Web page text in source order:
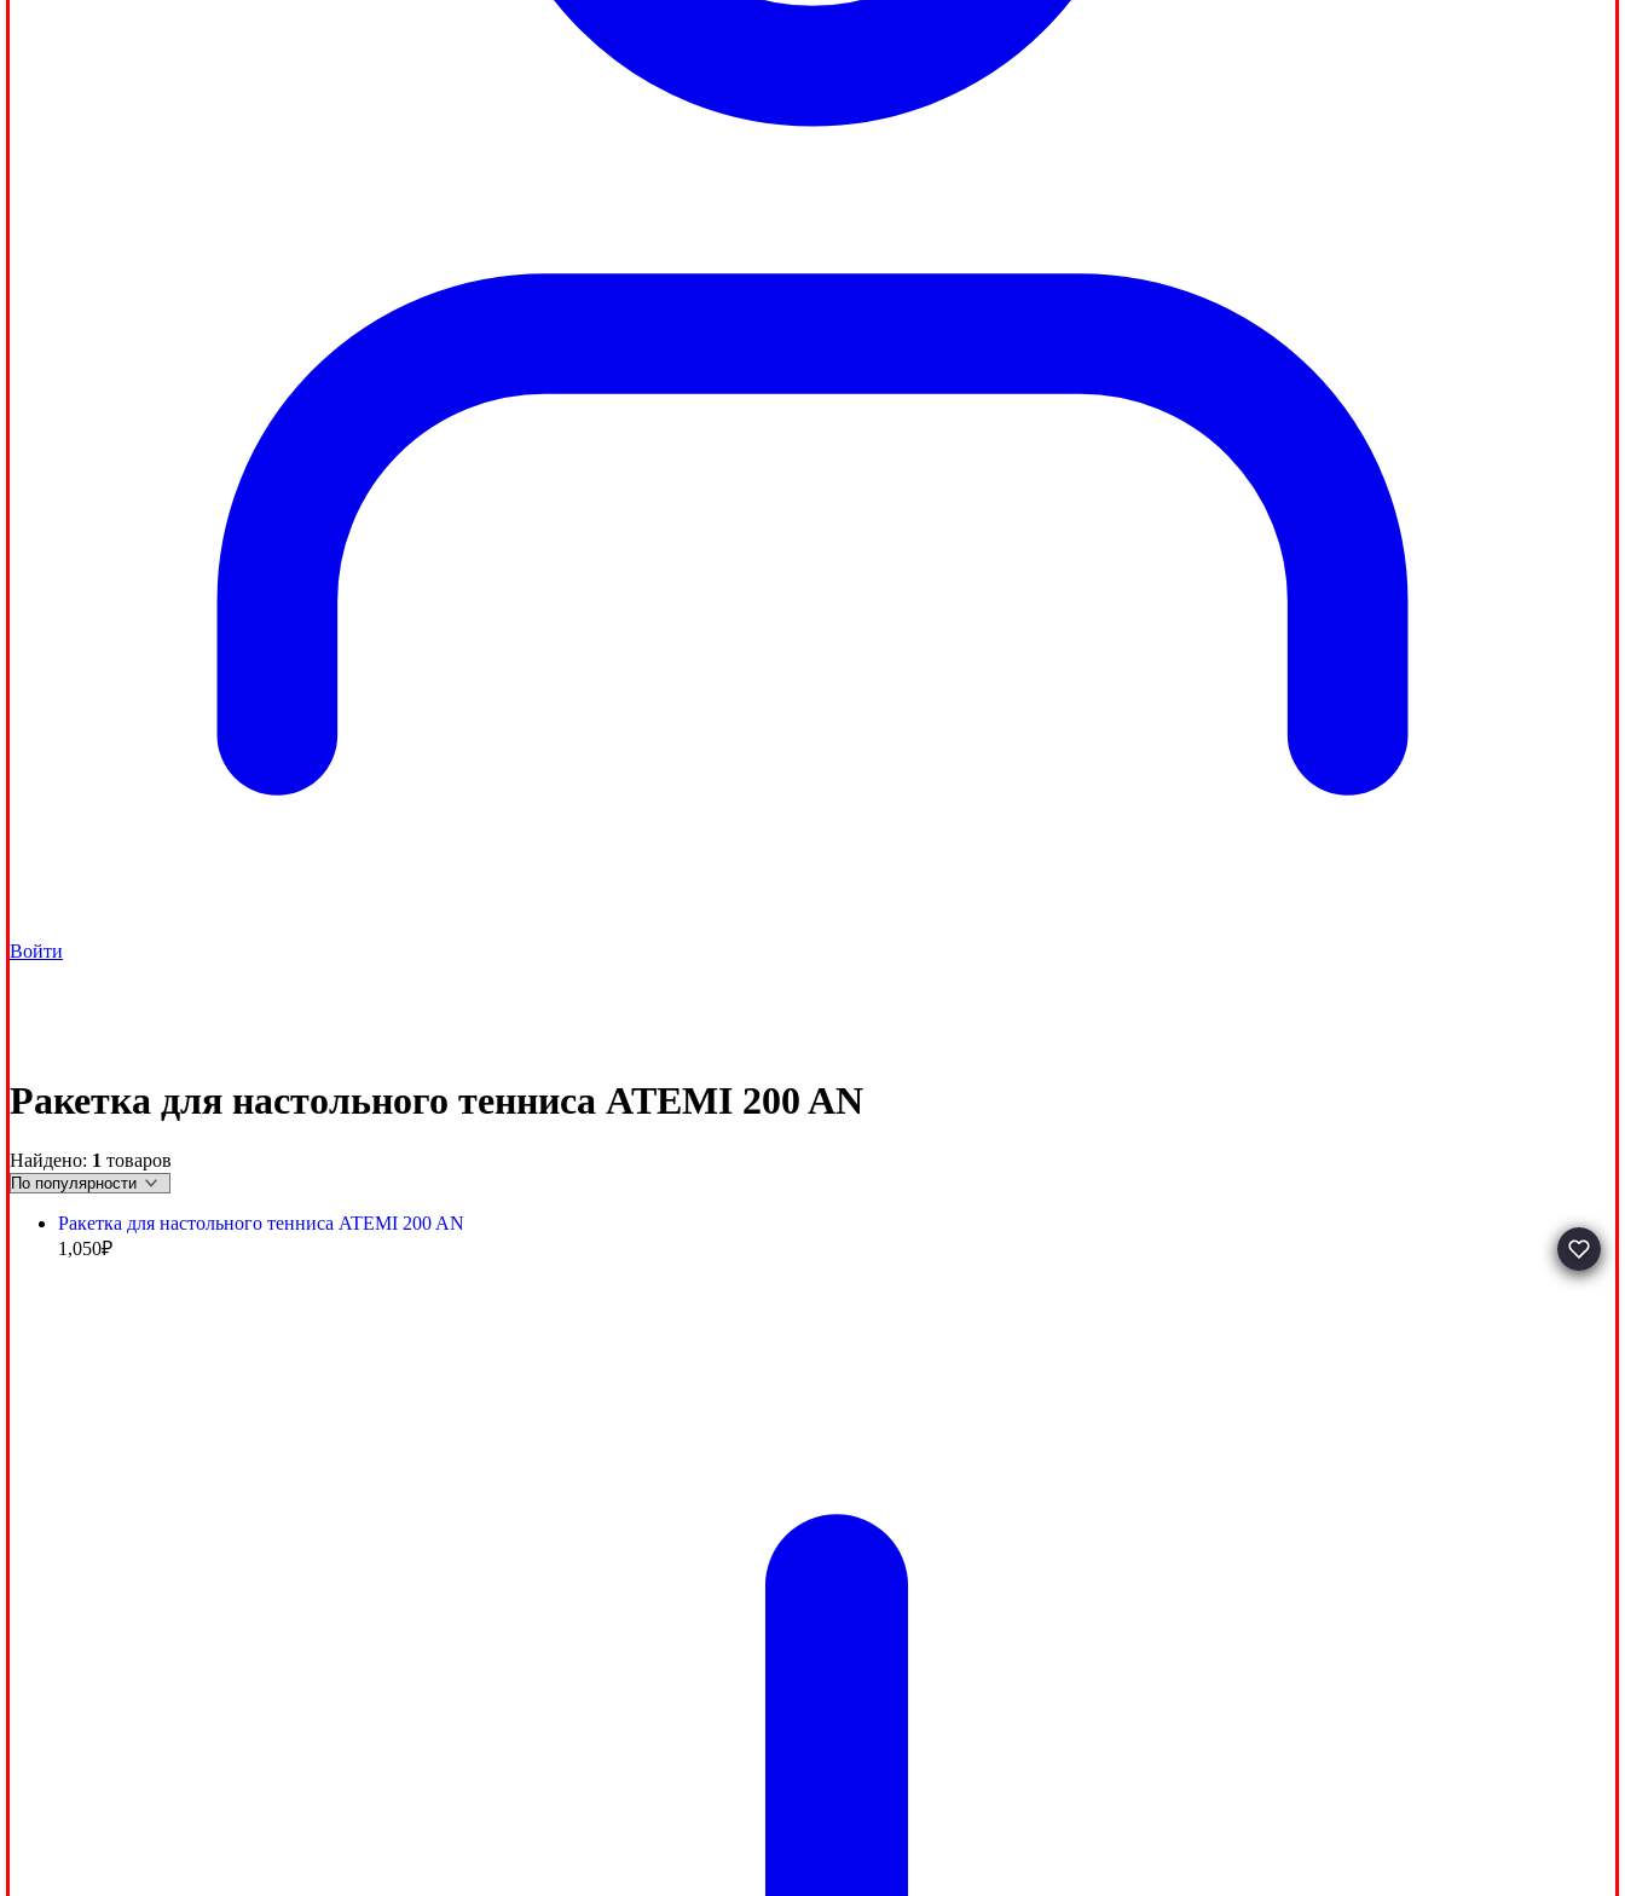
Войти
Ракетка для настольного тенниса ATEMI 200 AN
Найдено: 1 товаров
Ракетка для настольного тенниса ATEMI 200 AN
1,050₽